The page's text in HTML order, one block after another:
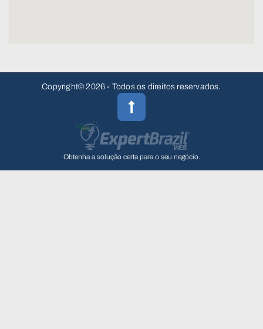
Copyright© 2026 - Todos os direitos reservados.
Obtenha a solução certa para o seu negócio.